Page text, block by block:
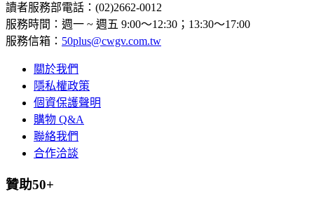
讀者服務部電話：(02)2662-0012
服務時間：週一 ~ 週五 9:00～12:30；13:30～17:00
服務信箱： 50plus@cwgv.com.tw
關於我們
隱私權政策
個資保護聲明
購物 Q&A
聯絡我們
合作洽談
贊助50+